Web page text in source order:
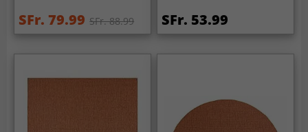
SFr. 79.99 SFr. 88.99 SFr. 53.99